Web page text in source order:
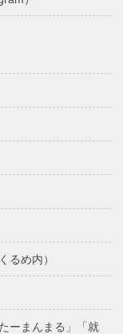
るめ内）
ーまんまる」「就